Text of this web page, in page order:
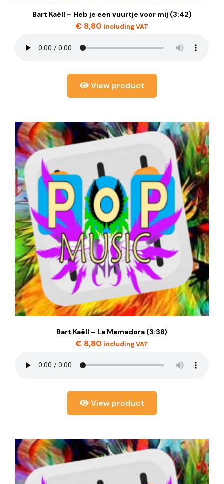
Bart Kaëll – Heb je een vuurtje voor mij (3:42)
€ 8,80 including VAT
View product
Bart Kaëll – La Mamadora (3:38)
€ 8,80 including VAT
View product